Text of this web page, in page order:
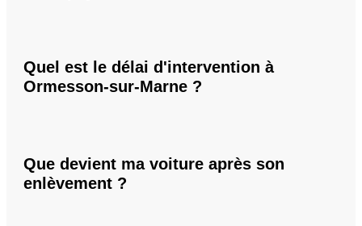
Quel est le délai d'intervention à
Ormesson-sur-Marne ?
Que devient ma voiture après son
enlèvement ?